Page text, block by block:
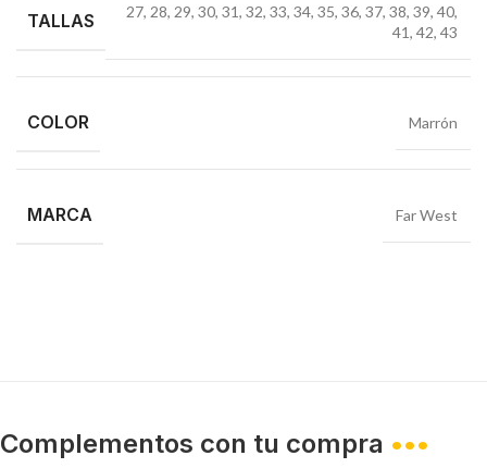
TALLAS 27, 28, 29, 30, 31, 32, 33, 34, 35, 36, 37, 38, 39, 40,
41, 42, 43
COLOR Marrón
MARCA Far West
Complementos con tu compra •••